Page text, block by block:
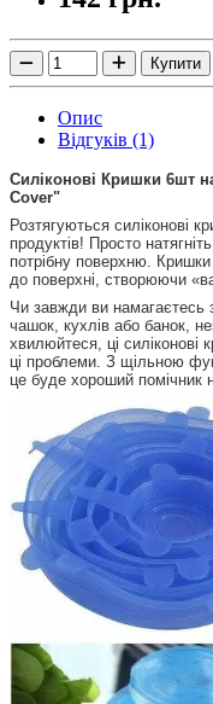
Купити
Опис
Відгуків (1)
Силіконові Кришки 6шт
Cover"
Розтягуються силіконові
продуктів! Просто
потрібну поверхню.
до поверхні, створюючи
Чи завжди ви намагаєтесь
чашок, кухлів або банок,
хвилюйтеся, ці
ці проблеми. З щільною
це буде хороший помічник